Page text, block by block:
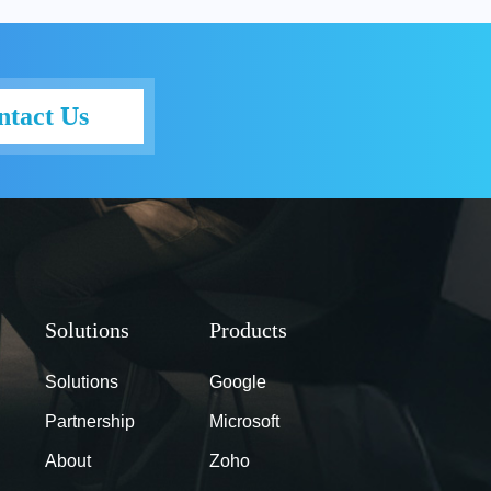
Us
Solutions
Partnership
About
Google
Microsoft
Zoho